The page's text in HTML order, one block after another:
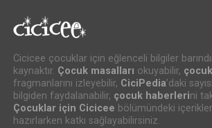
Cicicee çocuklar için eğlenceli bilgiler
kaynaktır. Çocuk masalları okuyabilir,
fragmanlarını izleyebilir, CiciPedia’daki
bilgiden faydalanabilir, çocuk haberlerini
Çocuklar için Cicicee bölümündeki
hazırlarken katkı sağlayabilirsiniz.